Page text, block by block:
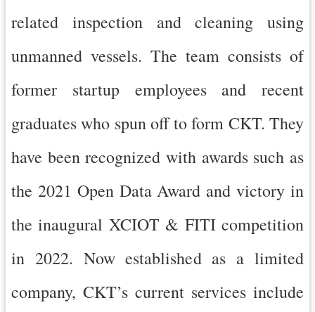
導
政
箱
桃
市
府
隱
related inspection and cleaning using
unmanned vessels. The team consists of
former startup employees and recent
graduates who spun off to form CKT. They
have been recognized with awards such as
the 2021 Open Data Award and victory in
the inaugural XCIOT & FITI competition
in 2022. Now established as a limited
company, CKT’s current services include